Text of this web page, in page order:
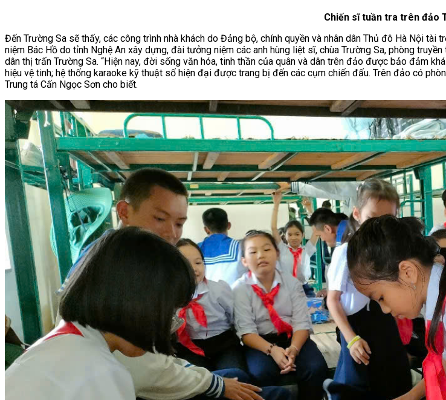
Chiến sĩ tuần tra trên đảo
Đến Trường Sa sẽ thấy, các công trình nhà khách do Đảng bộ, chính quyền và nhân dân Thủ đô Hà Nội
niệm Bác Hồ do tỉnh Nghệ An xây dựng, đài tưởng niệm các anh hùng liệt sĩ, chùa Trường Sa, phòng
dân thị trấn Trường Sa. “Hiện nay, đời sống văn hóa, tinh thần của quân và dân trên đảo được bảo đảm
hiệu vệ tinh; hệ thống karaoke kỹ thuật số hiện đại được trang bị đến các cụm chiến đấu. Trên đảo có
Trung tá Cấn Ngọc Sơn cho biết.